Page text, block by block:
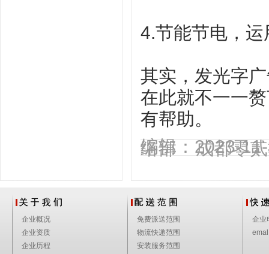
4.节能节电，
其实，发光字
在此就不一一
有帮助。
编辑：2023-
络部 成都零贰
企业概况
企业资质
企业历程
免费派送范围
物流快递范围
安装服务范围
企业